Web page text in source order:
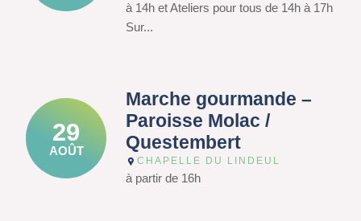
à 14h et Ateliers pour tous de 14h à 17h
Sur...
29
AOÛT
Marche gourmande –
Paroisse Molac /
Questembert
CHAPELLE DU LINDEUL
à partir de 16h